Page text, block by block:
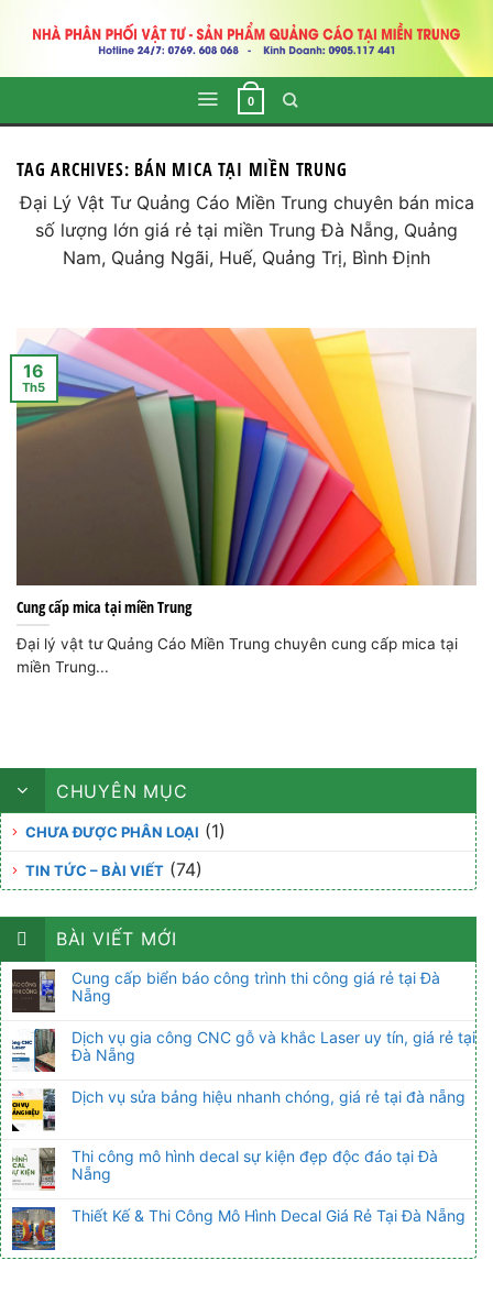
0
TAG ARCHIVES: BÁN MICA TẠI MIỀN TRUNG
Đại Lý Vật Tư Quảng Cáo Miền Trung chuyên bán mica
số lượng lớn giá rẻ tại miền Trung Đà Nẵng, Quảng
Nam, Quảng Ngãi, Huế, Quảng Trị, Bình Định
Cung cấp mica tại miền Trung
Đại lý vật tư Quảng Cáo Miền Trung chuyên cung cấp mica tại
miền Trung...
16
Th5
CHUYÊN MỤC
CHƯA ĐƯỢC PHÂN LOẠI (1)
TIN TỨC – BÀI VIẾT (74)
BÀI VIẾT MỚI
Cung cấp biển báo công trình thi công giá rẻ tại Đà
Nẵng
Dịch vụ gia công CNC gỗ và khắc Laser uy tín, giá rẻ tại
Đà Nẵng
Dịch vụ sửa bảng hiệu nhanh chóng, giá rẻ tại đà nẵng
Thi công mô hình decal sự kiện đẹp độc đáo tại Đà
Nẵng
Thiết Kế & Thi Công Mô Hình Decal Giá Rẻ Tại Đà Nẵng